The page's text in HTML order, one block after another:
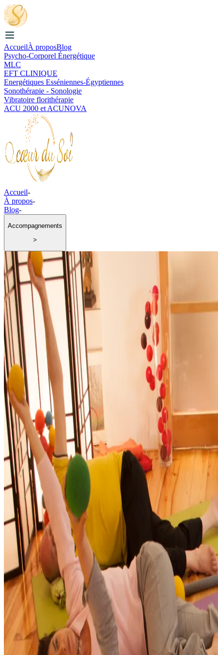
AccueilÀ proposBlog
Psycho-Corporel Énergétique
MLC
EFT CLINIQUE
Energétiques Esséniennes-Égyptiennes
Sonothérapie - Sonologie
Vibratoire florithérapie
ACU 2000 et ACUNOVA
Accueil-
À propos-
Blog-
Accompagnements
>